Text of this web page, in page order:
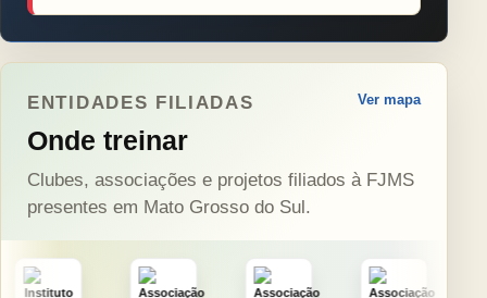
ENTIDADES FILIADAS
Onde treinar
Ver mapa
Clubes, associações e projetos filiados à FJMS
presentes em Mato Grosso do Sul.